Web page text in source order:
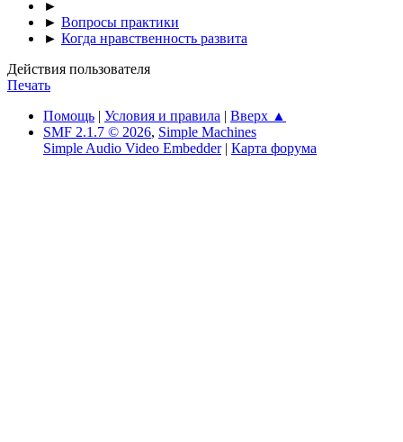
►
► Вопросы практики
► Когда нравственность развита
Действия пользователя
Печать
Помощь | Условия и правила | Вверх ▲
SMF 2.1.7 © 2026, Simple Machines
Simple Audio Video Embedder| Карта форума